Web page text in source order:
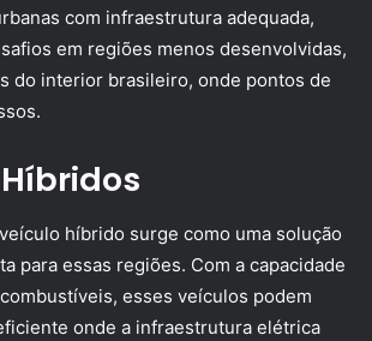
com infraestrutura adequada,
em regiões menos desenvolvidas,
do interior brasileiro, onde pontos de
híbrido surge como uma solução
para essas regiões. Com a capacidade
esses veículos podem
onde a infraestrutura elétrica